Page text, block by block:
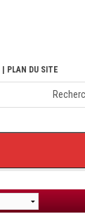
| PLAN DU SITE